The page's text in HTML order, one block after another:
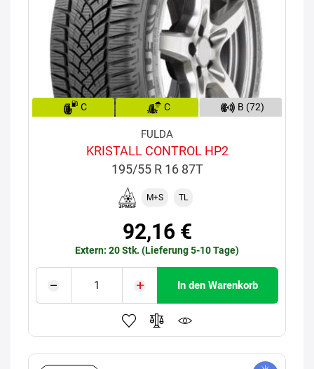
C C B (72)
FULDA
KRISTALL CONTROL HP2
195/55 R 16 87T
M+S TL
92,16 €
Extern: 20 Stk. (Lieferung 5-10 Tage)
In den Warenkorb